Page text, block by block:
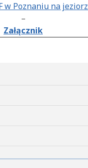
w Poznaniu na
–
Załącznik